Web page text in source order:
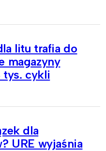
litu trafia do
magazyny
tys. cykli
dla
URE wyjaśnia